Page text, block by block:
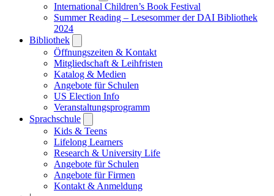
submenu
International Children’s Book Festival
Summer Reading – Lesesommer der DAI Bibliothek
2024
Bibliothek
submenu
Öffnungszeiten & Kontakt
Mitgliedschaft & Leihfristen
Katalog & Medien
Angebote für Schulen
US Election Info
Veranstaltungsprogramm
Sprachschule
submenu
Kids & Teens
Lifelong Learners
Research & University Life
Angebote für Schulen
Angebote für Firmen
Kontakt & Anmeldung